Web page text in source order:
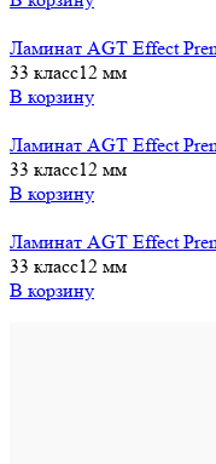
Ламинат AGT Effect
33 класс12 мм
В корзину
Ламинат AGT Effect
33 класс12 мм
В корзину
Ламинат AGT Effect
33 класс12 мм
В корзину